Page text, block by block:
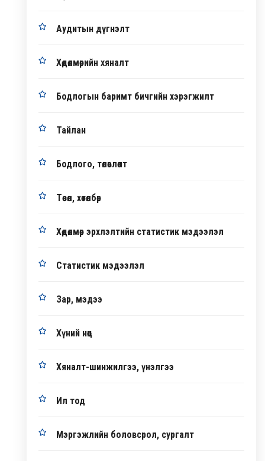
Аудитын дүгнэлт
Хөдөлмөрийн хяналт
Бодлогын баримт бичгийн хэрэгжилт
Тайлан
Бодлого, төлөвлөлт
Төсөл, хөтөлбөр
Хөдөлмөр эрхлэлтийн статистик мэдээлэл
Статистик мэдээлэл
Зар, мэдээ
Хүний нөөц
Хяналт-шинжилгээ, үнэлгээ
Ил тод
Мэргэжлийн боловсрол, сургалт